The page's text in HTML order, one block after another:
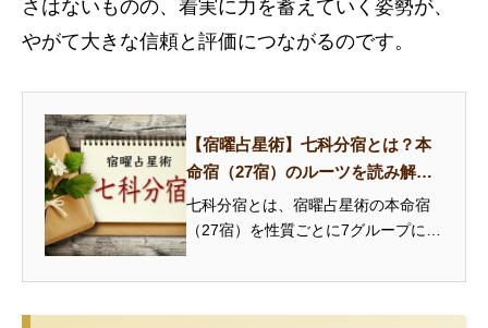
さはないものの、着実に力を蓄えていく姿勢が、
やがて大きな信頼と評価につながるのです。
【宿曜占星術】七科分宿とは？本
命宿（27宿）のルーツを読み解く7
つのグループ
七科分宿とは、宿曜占星術の本命宿
（27宿）を性質ごとに7グループに分
和善宿・悪害宿・急速宿・猛悪宿・